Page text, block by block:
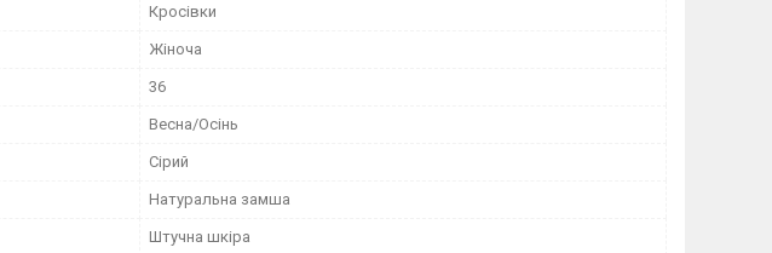
Кросівки
Жіноча
36
Весна/Осінь
Сірий
Натуральна замша
Штучна шкіра